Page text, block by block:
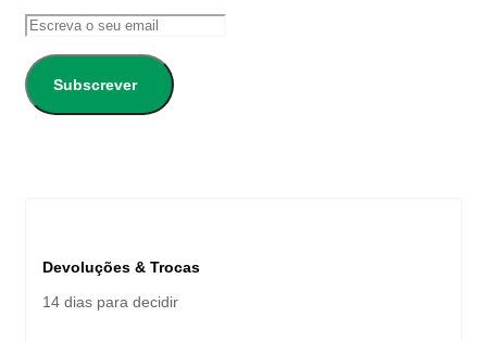
Subscrever
Devoluções & Trocas
14 dias para decidir